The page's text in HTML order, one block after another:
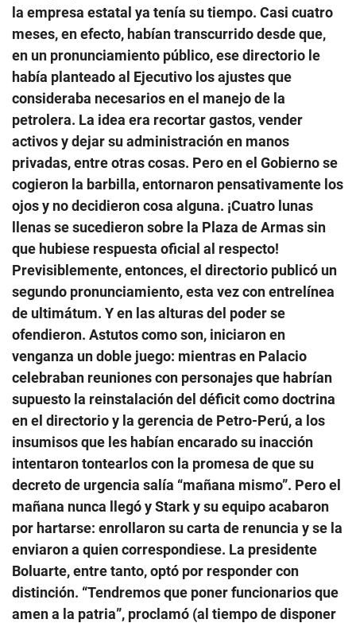
la empresa estatal ya tenía su tiempo. Casi cuatro
meses, en efecto, habían transcurrido desde que,
en un pronunciamiento público, ese directorio le
había planteado al Ejecutivo los ajustes que
consideraba necesarios en el manejo de la
petrolera. La idea era recortar gastos, vender
activos y dejar su administración en manos
privadas, entre otras cosas. Pero en el Gobierno se
cogieron la barbilla, entornaron pensativamente los
ojos y no decidieron cosa alguna. ¡Cuatro lunas
llenas se sucedieron sobre la Plaza de Armas sin
que hubiese respuesta oficial al respecto!
Previsiblemente, entonces, el directorio publicó un
segundo pronunciamiento, esta vez con entrelínea
de ultimátum. Y en las alturas del poder se
ofendieron. Astutos como son, iniciaron en
venganza un doble juego: mientras en Palacio
celebraban reuniones con personajes que habrían
supuesto la reinstalación del déficit como doctrina
en el directorio y la gerencia de Petro-Perú, a los
insumisos que les habían encarado su inacción
intentaron tontearlos con la promesa de que su
decreto de urgencia salía “mañana mismo”. Pero el
mañana nunca llegó y Stark y su equipo acabaron
por hartarse: enrollaron su carta de renuncia y se la
enviaron a quien correspondiese. La presidente
Boluarte, entre tanto, optó por responder con
distinción. “Tendremos que poner funcionarios que
amen a la patria”, proclamó (al tiempo de disponer